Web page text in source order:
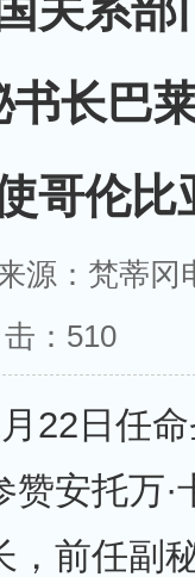
长巴
哥伦比
源：梵蒂
击： 510
22日任
安托万·
，前任副